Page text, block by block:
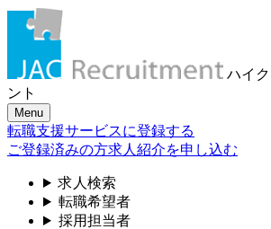
ハイ
ント
Menu
転職支援サービスに登録する
ご登録済みの方求人紹介を申し込む
求人検索
転職希望者
採用担当者